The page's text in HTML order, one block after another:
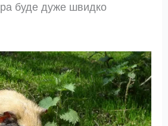
буде дуже швидко